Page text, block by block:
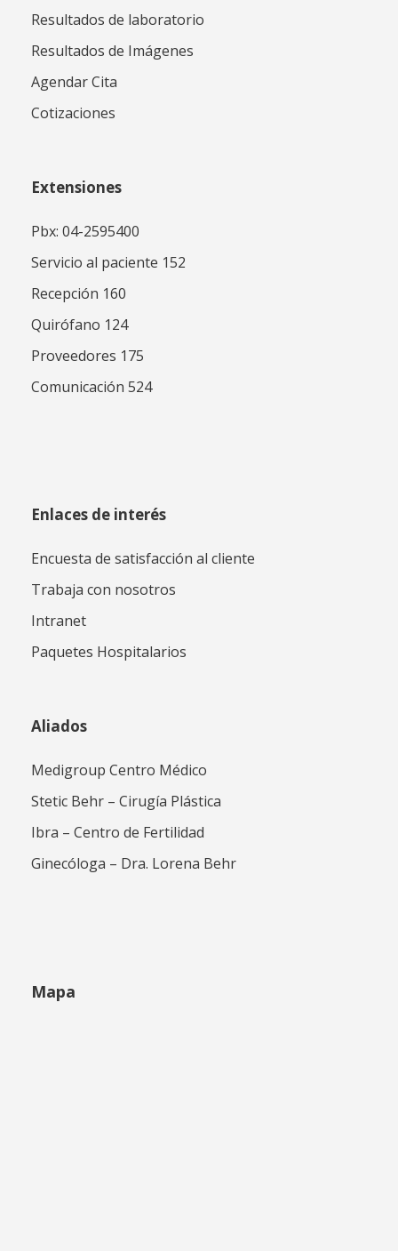
Resultados de laboratorio
Resultados de Imágenes
Agendar Cita
Cotizaciones
Extensiones
Pbx: 04-2595400
Servicio al paciente 152
Recepción 160
Quirófano 124
Proveedores 175
Comunicación 524
Enlaces de interés
Encuesta de satisfacción al cliente
Trabaja con nosotros
Intranet
Paquetes Hospitalarios
Aliados
Medigroup Centro Médico
Stetic Behr – Cirugía Plástica
Ibra – Centro de Fertilidad
Ginecóloga – Dra. Lorena Behr
Mapa